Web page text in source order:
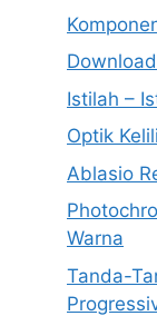
Istilah –
Optik
Ablasio
Warna
Tanda-